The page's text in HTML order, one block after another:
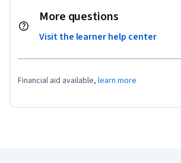
More questions
Visit the learner help center
Financial aid available, learn more